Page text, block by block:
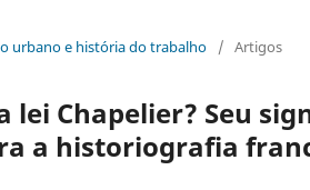
urbano e história do trabalho / Artigos
lei Chapelier? Seu
a historiografia